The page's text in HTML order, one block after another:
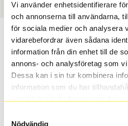
Vi använder enhetsidentifierare
och annonserna till användarna,
för sociala medier och analysera
vidarebefordrar även sådana
information från din enhet till de
annons- och analysföretag som
Dessa kan i sin tur kombinera
information som du har
Nödvändig
Passar detta däck min
Ange registreringsnummer för
valt passar din bilmodell. Om
sättas på dina befintliga fälgar,
inte vara samma dimension